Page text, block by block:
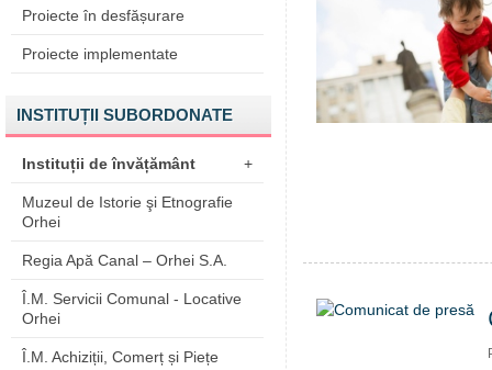
Proiecte în desfășurare
Proiecte implementate
INSTITUȚII SUBORDONATE
Instituții de învățământ +
Muzeul de Istorie şi Etnografie
Orhei
Regia Apă Canal – Orhei S.A.
Î.M. Servicii Comunal - Locative
Orhei
Î.M. Achiziții, Comerț și Piețe